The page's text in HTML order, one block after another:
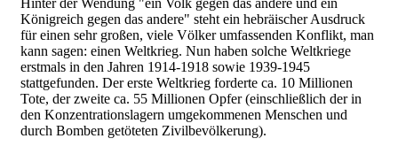
Hinter der Wendung "ein Volk gegen das andere und ein
Königreich gegen das andere" steht ein hebräischer Ausdruck
für einen sehr großen, viele Völker umfassenden Konflikt, man
kann sagen: einen Weltkrieg. Nun haben solche Weltkriege
erstmals in den Jahren 1914-1918 sowie 1939-1945
stattgefunden. Der erste Weltkrieg forderte ca. 10 Millionen
Tote, der zweite ca. 55 Millionen Opfer (einschließlich der in
den Konzentrationslagern umgekommenen Menschen und
durch Bomben getöteten Zivilbevölkerung).